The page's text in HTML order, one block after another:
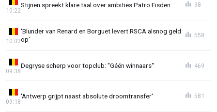
Stijnen spreekt klare taal over ambities Patro Eisden
10:22
98
'Blunder van Renard en Borguet levert RSCA alsnog geld
op'
10:03
558
Degryse scherp voor topclub: "Géén winnaars"
09:38
469
'Antwerp grijpt naast absolute droomtransfer'
09:18
581